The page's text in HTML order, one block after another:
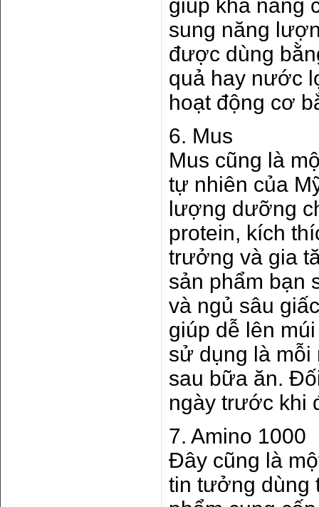
giúp khả năng
sung năng
được dùng
quả hay nước
hoạt động cơ
6. Mus
Mus cũng là
tự nhiên của
lượng dưỡng
protein, kích
trưởng và gia
sản phẩm bạn
và ngủ sâu
giúp dễ lên
sử dụng là mỗi
sau bữa ăn.
ngày trước khi
7. Amino 1000
Đây cũng là
tin tưởng dùng